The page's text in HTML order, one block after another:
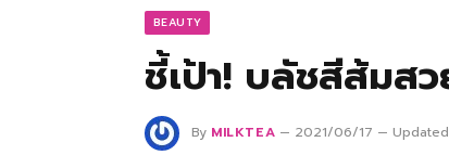
BEAUTY
ชี้เป้า! บลัชสีส้มส
By MILKTEA 2021/06/17